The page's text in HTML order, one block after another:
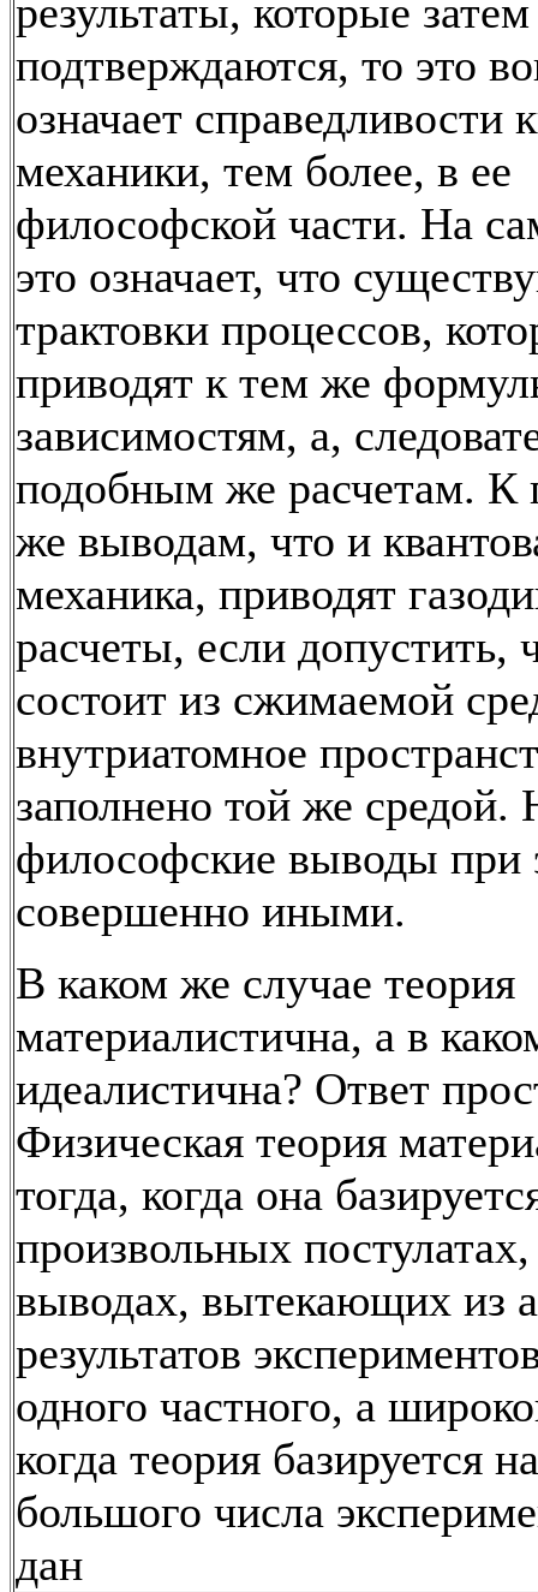
результаты, которые затем
подтверждаются, то это
означает справедливости
механики, тем более, в ее
философской части. На
это означает, что
трактовки процессов,
приводят к тем же
зависимостям, а,
подобным же расчетам. К
же выводам, что и
механика, приводят
расчеты, если допустить,
состоит из сжимаемой
внутриатомное
заполнено той же средой.
философские выводы при
совершенно иными.
В каком же случае теория
материалистична, а в
идеалистична? Ответ
Физическая теория
тогда, когда она
произвольных
выводах, вытекающих из
результатов
одного частного, а
когда теория базируется
большого числа
дан